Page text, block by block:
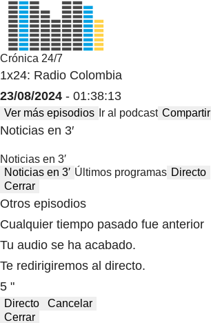
Crónica 24/7
1x24: Radio Colombia
23/08/2024 - 01:38:13
Ver más episodios Ir al podcast Compartir
Noticias en 3′
Noticias en 3′
Noticias en 3′ Últimos programas Directo
Cerrar
Otros episodios
Cualquier tiempo pasado fue anterior
Tu audio se ha acabado.
Te redirigiremos al directo.
5 "
Directo
Cancelar
Cerrar